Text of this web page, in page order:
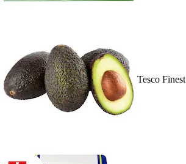
Tesco Finest